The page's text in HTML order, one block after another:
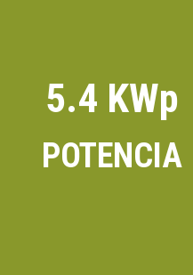
5.4 KWp
POTENCIA